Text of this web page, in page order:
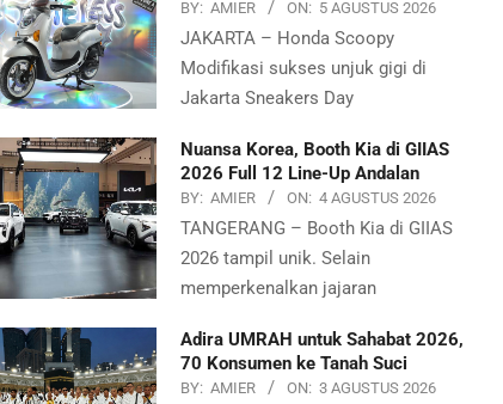
BY: AMIER ON: 5 AGUSTUS 2026
JAKARTA – Honda Scoopy
Modifikasi sukses unjuk gigi di
Jakarta Sneakers Day
Nuansa Korea, Booth Kia di GIIAS
2026 Full 12 Line-Up Andalan
BY: AMIER ON: 4 AGUSTUS 2026
TANGERANG – Booth Kia di GIIAS
2026 tampil unik. Selain
memperkenalkan jajaran
Adira UMRAH untuk Sahabat 2026,
70 Konsumen ke Tanah Suci
BY: AMIER ON: 3 AGUSTUS 2026